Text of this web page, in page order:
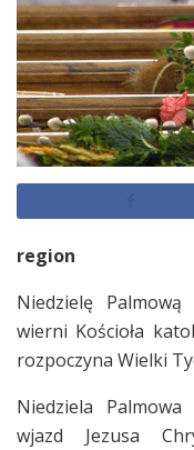
region
Niedzielę
wierni Kościoła
rozpoczyna Wielki
Niedziela
wjazd Jezusa